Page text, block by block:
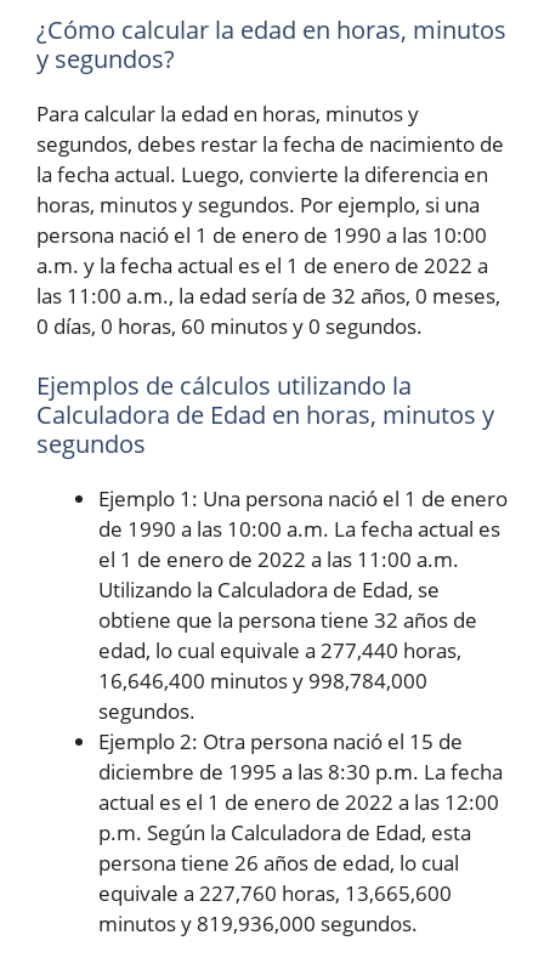
¿Cómo calcular la edad en horas, minutos
y segundos?
Para calcular la edad en horas, minutos y
segundos, debes restar la fecha de nacimiento de
la fecha actual. Luego, convierte la diferencia en
horas, minutos y segundos. Por ejemplo, si una
persona nació el 1 de enero de 1990 a las 10:00
a.m. y la fecha actual es el 1 de enero de 2022 a
las 11:00 a.m., la edad sería de 32 años, 0 meses,
0 días, 0 horas, 60 minutos y 0 segundos.
Ejemplos de cálculos utilizando la
Calculadora de Edad en horas, minutos y
segundos
Ejemplo 1: Una persona nació el 1 de enero
de 1990 a las 10:00 a.m. La fecha actual es
el 1 de enero de 2022 a las 11:00 a.m.
Utilizando la Calculadora de Edad, se
obtiene que la persona tiene 32 años de
edad, lo cual equivale a 277,440 horas,
16,646,400 minutos y 998,784,000
segundos.
Ejemplo 2: Otra persona nació el 15 de
diciembre de 1995 a las 8:30 p.m. La fecha
actual es el 1 de enero de 2022 a las 12:00
p.m. Según la Calculadora de Edad, esta
persona tiene 26 años de edad, lo cual
equivale a 227,760 horas, 13,665,600
minutos y 819,936,000 segundos.